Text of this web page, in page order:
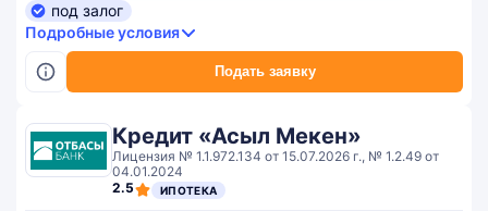
Подать заявку
под залог
Подробные условия
Кредит «Асыл Мекен»
Лицензия № 1.1.972.134 от 15.07.2026 г., № 1.2.49 от
04.01.2024
2.5
ИПОТЕКА